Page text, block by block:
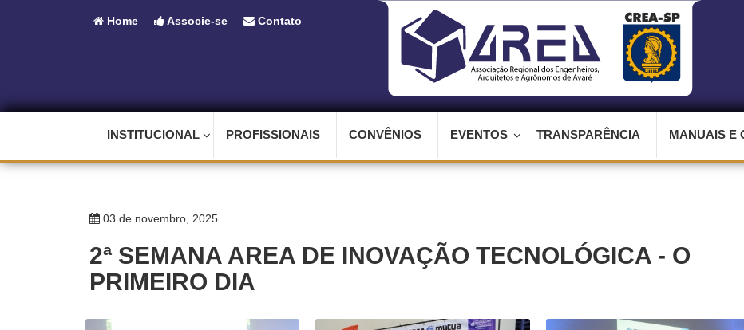
Home Associe-se Contato
INSTITUCIONAL PROFISSIONAIS CONVÊNIOS EVENTOS TRANSPARÊNCIA MANUAIS E
03 de novembro, 2025
2ª SEMANA AREA DE INOVAÇÃO TECNOLÓGICA - O
PRIMEIRO DIA